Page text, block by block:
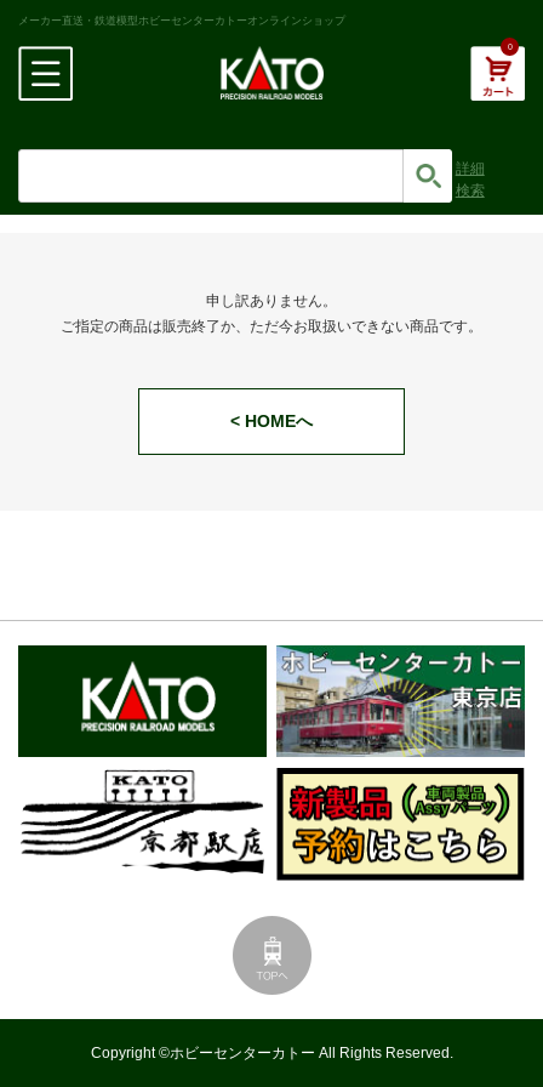
メーカー直送・鉄道模型ホビーセンターカトーオンラインショップ
0
詳細
検索
申し訳ありません。
ご指定の商品は販売終了か、ただ今お取扱いできない商品です。
< HOMEへ
Copyright ©ホビーセンターカトー All Rights Reserved.